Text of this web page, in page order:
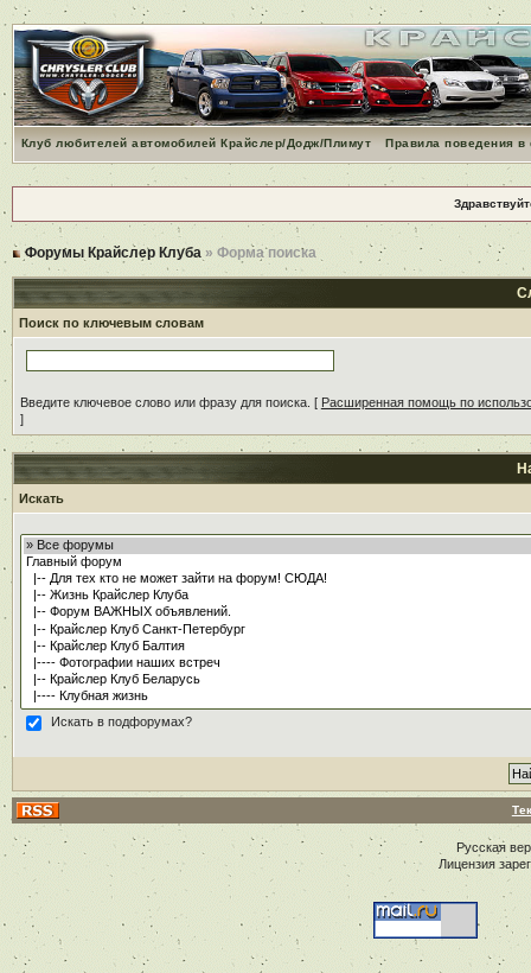
Клуб любителей автомобилей Крайслер/Додж/Плимут Правила поведения
Форумы Крайслер Клуба » Форма поиска
Поиск по ключевым словам
Введите ключевое слово или фразу для поиска. [ Расширенная помощь по
]
Искать
Искать в подфорумах?
Русская
Лицензия